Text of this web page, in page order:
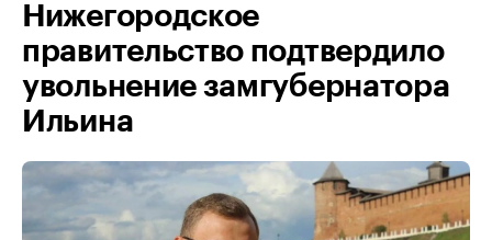
Нижегородское
правительство подтвердило
увольнение замгубернатора
Ильина